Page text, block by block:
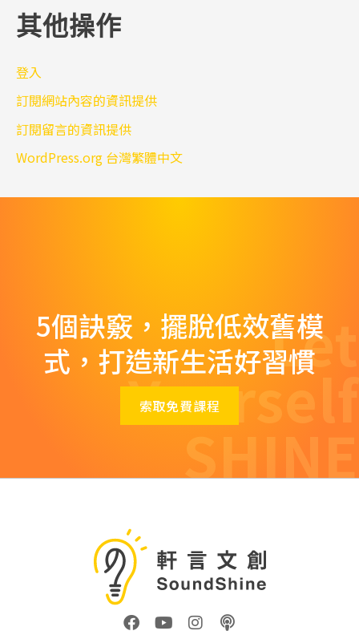
其他操作
登入
訂閱網站內容的資訊提供
訂閱留言的資訊提供
WordPress.org 台灣繁體中文
5個訣竅，擺脫低效舊模
式，打造新生活好習慣
索取免費課程
Let
Yourself
SHINE
F
a
Y
o
I
n
P
o